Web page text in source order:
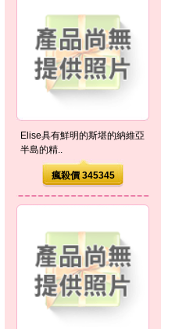
Elise具有鮮明的斯堪的納維亞
半島的精..
瘋殺價 345345